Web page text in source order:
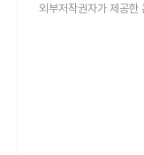
외부저작권자가 제공한